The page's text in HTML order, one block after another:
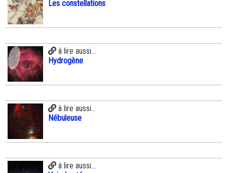
Les constellations
à lire aussi...
Hydrogène
à lire aussi...
Nébuleuse
à lire aussi...